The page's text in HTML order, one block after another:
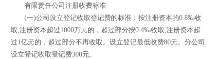
有限责任公司注册收费标准
(一)公司设立登记收取登记费的标准：按注册资本的0.8‰收
取;注册资本超过1000万元的，超过部分按0.4‰收取;注册资本超
过1亿元的，超过部分不再收取。设立登记最低收费80元。分公司
设立登记收取登记费300元。